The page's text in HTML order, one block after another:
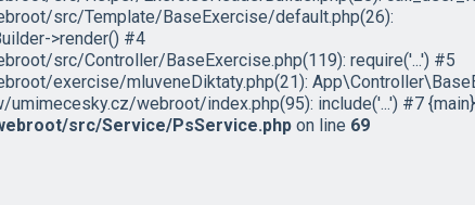
src/Template/BaseExercise/default.php(26):
>render() #4
src/Controller/BaseExercise.php(119): require('...') #5
exercise/mluveneDiktaty.php(21):
webroot/index.php(95): include('...') #7
src/Service/PsService.php on line 69